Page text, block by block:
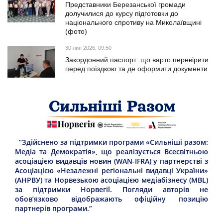
Представники Березанської громади
долучилися до курсу підготовки до
національного спротиву на Миколаївщині
(фото)
30 лип 2026, 09:50
Закордонний паспорт: що варто перевірити
перед поїздкою та де оформити документи
“Здійснено за підтримки програми «Сильніші разом:
Медіа та Демократія», що реалізується Всесвітньою
асоціацією видавців новин (WAN-IFRA) у партнерстві з
Асоціацією «Незалежні регіональні видавці України»
(АНРВУ) та Норвезькою асоціацією медіабізнесу (MBL)
за підтримки Норвегії. Погляди авторів не
обов’язково відображають офіційну позицію
партнерів програми.”